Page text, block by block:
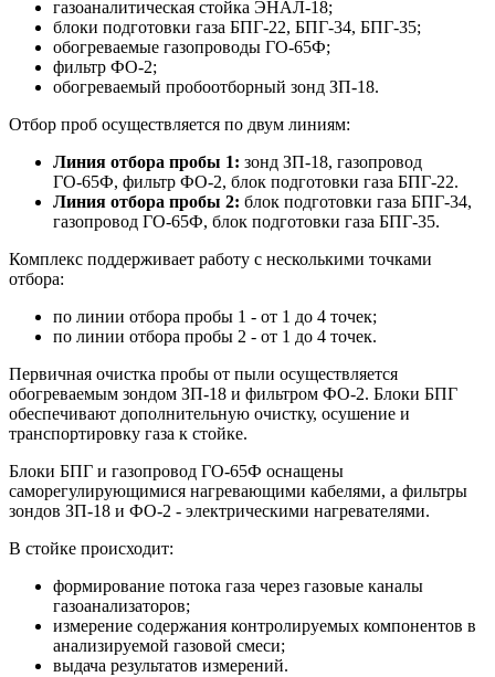
газоаналитическая стойка ЭНАЛ-18;
блоки подготовки газа БПГ-22, БПГ-34, БПГ-35;
обогреваемые газопроводы ГО-65Ф;
фильтр ФО-2;
обогреваемый пробоотборный зонд ЗП-18.
Отбор проб осуществляется по двум линиям:
Линия отбора пробы 1: зонд ЗП-18, газопровод
ГО-65Ф, фильтр ФО-2, блок подготовки газа БПГ-22.
Линия отбора пробы 2: блок подготовки газа БПГ-34,
газопровод ГО-65Ф, блок подготовки газа БПГ-35.
Комплекс поддерживает работу с несколькими точками
отбора:
по линии отбора пробы 1 - от 1 до 4 точек;
по линии отбора пробы 2 - от 1 до 4 точек.
Первичная очистка пробы от пыли осуществляется
обогреваемым зондом ЗП-18 и фильтром ФО-2. Блоки БПГ
обеспечивают дополнительную очистку, осушение и
транспортировку газа к стойке.
Блоки БПГ и газопровод ГО-65Ф оснащены
саморегулирующимися нагревающими кабелями, а фильтры
зондов ЗП-18 и ФО-2 - электрическими нагревателями.
В стойке происходит:
формирование потока газа через газовые каналы
газоанализаторов;
измерение содержания контролируемых компонентов в
анализируемой газовой смеси;
выдача результатов измерений.